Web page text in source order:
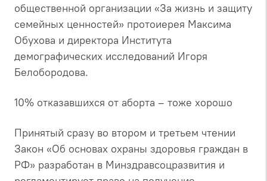
общественной организации «За жизнь и защиту
семейных ценностей» протоиерея Максима
Обухова и директора Института
демографических исследований Игоря
Белобородова.
10% отказавшихся от аборта – тоже хорошо
Принятый сразу во втором и третьем чтении
Закон «Об основах охраны здоровья граждан в
РФ» разработан в Минздравсоцразвития и